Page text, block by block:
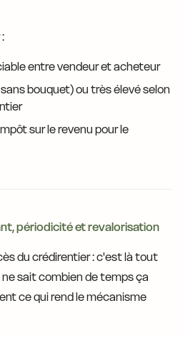
entre vendeur et acheteur
bouquet) ou très élevé selon
sur le revenu pour le
périodicité et revalorisation
du crédirentier : c'est là tout
ne sait combien de temps ça
ce qui rend le mécanisme